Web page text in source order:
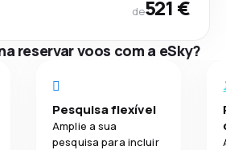
de521 €
reservar voos com a eSky?
Pesquisa flexível
Amplie a sua
pesquisa para incluir